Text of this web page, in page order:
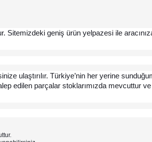
Sitemizdeki geniş ürün yelpazesi ile
ulaştırılır. Türkiye’nin her yerine
edilen parçalar stoklarımızda mevcuttur ve